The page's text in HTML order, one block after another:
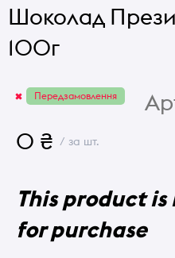
Шоколад
100г
Передзамовлення
0 ₴ / за шт.
This product
for purchase